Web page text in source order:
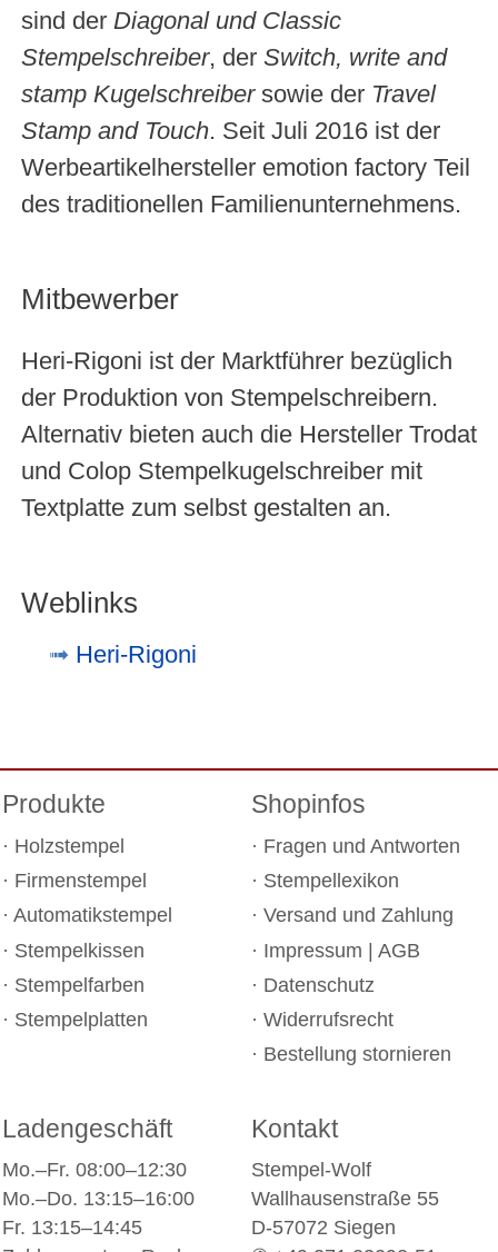
sind der Diagonal und Classic
Stempelschreiber, der Switch, write and
stamp Kugelschreibersowie der Travel
Stamp and Touch. Seit Juli 2016 ist der
Werbeartikelhersteller emotion factory Teil
des traditionellen Familienunternehmens.
Mitbewerber
Heri-Rigoni ist der Marktführer bezüglich
der Produktion von Stempelschreibern.
Alternativ bieten auch die Hersteller Trodat
und Colop Stempelkugelschreiber mit
Textplatte zum selbst gestalten an.
Weblinks
Heri-Rigoni
Produkte
Holzstempel
Firmenstempel
Automatikstempel
Stempelkissen
Stempelfarben
Stempelplatten
Shopinfos
Fragen und Antworten
Stempellexikon
Versand und Zahlung
Impressum | AGB
Datenschutz
Widerrufsrecht
Bestellung stornieren
Ladengeschäft
Mo.–Fr. 08:00–12:30
Mo.–Do. 13:15–16:00
Fr. 13:15–14:45
Kontakt
Stempel-Wolf
Wallhausenstraße 55
D-57072 Siegen